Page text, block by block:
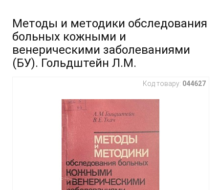
Методы и методики обследования
больных кожными и
венерическими заболеваниями
(БУ). Гольдштейн Л.М.
Код товару: 044627